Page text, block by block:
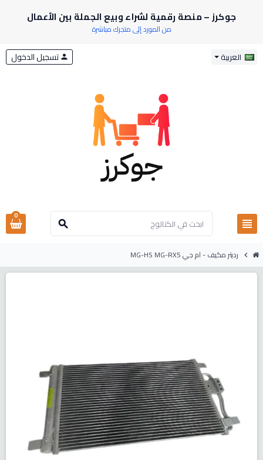
جوكرز – منصة رقمية لشراء وبيع الجملة بين الأعمال
من المورد إلى متجرك مباشرة
العربية
view_headline
search
person تسجيل الدخول
0
chevron_right رديتر مكيف - ام جي MG-HS MG-RX5